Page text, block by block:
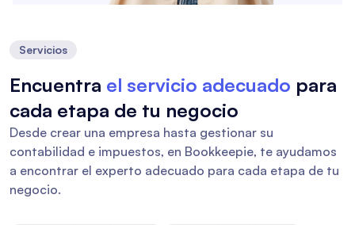
Servicios
Encuentra el servicio adecuado para
cada etapa de tu negocio
Desde crear una empresa hasta gestionar su
contabilidad e impuestos, en Bookkeepie, te ayudamos
a encontrar el experto adecuado para cada etapa de tu
negocio.